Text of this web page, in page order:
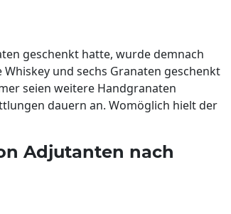
geschenkt hatte, wurde demnach
und sechs Granaten geschenkt
seien weitere Handgranaten
dauern an. Womöglich hielt der
Adjutanten nach